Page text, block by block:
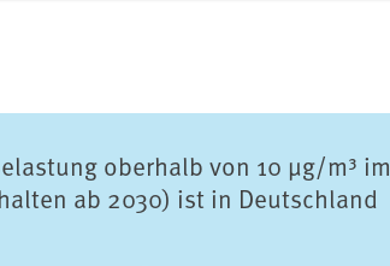
oberhalb von 10 µg/m³ im
ab 2030) ist in Deutschland